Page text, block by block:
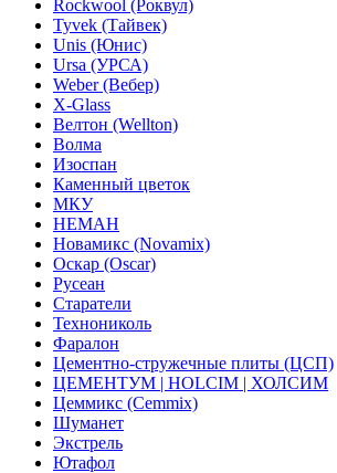
Rockwool (Роквул)
Tyvek (Тайвек)
Unis (Юнис)
Ursa (УРСА)
Weber (Вебер)
X-Glass
Велтон (Wellton)
Волма
Изоспан
Каменный цветок
МКУ
НЕМАН
Новамикс (Novamix)
Оскар (Oscar)
Русеан
Старатели
Технониколь
Фаралон
Цементно-стружечные плиты (ЦСП)
ЦЕМЕНТУМ | HOLCIM | ХОЛСИМ
Цеммикс (Cemmix)
Шуманет
Экстрель
Ютафол